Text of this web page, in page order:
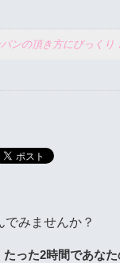
パンの頂き方にびっ
でみませんか？
たった2時間であな